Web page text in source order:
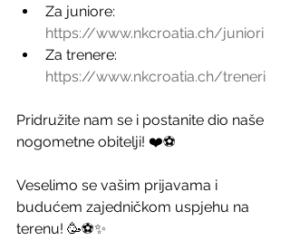
Za juniore:
https://www.nkcroatia.ch/juniori
Za trenere:
https://www.nkcroatia.ch/treneri
Pridružite nam se i postanite dio naše
nogometne obitelji! ❤️⚽️
Veselimo se vašim prijavama i
budućem zajedničkom uspjehu na
terenu! 🥳⚽️✨